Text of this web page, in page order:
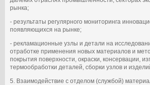
рынка;
- результаты регулярного мониторинга
появляющихся на рынке;
- рекламационные узлы и детали на
отработке применения новых материалов и
покрытия поверхности, окраски, консервации,
термообработки деталей, сборки узлов и
5. Взаимодействие с отделом (службой)